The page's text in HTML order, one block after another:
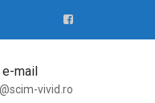
mail
vivid.ro